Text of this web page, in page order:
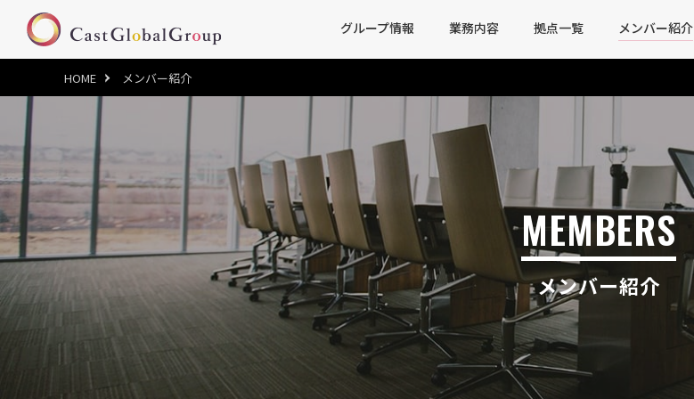
グループ情報 業務内容 拠点一覧 メンバー紹介
HOME メンバー紹介
MEMBERS
メンバー紹介